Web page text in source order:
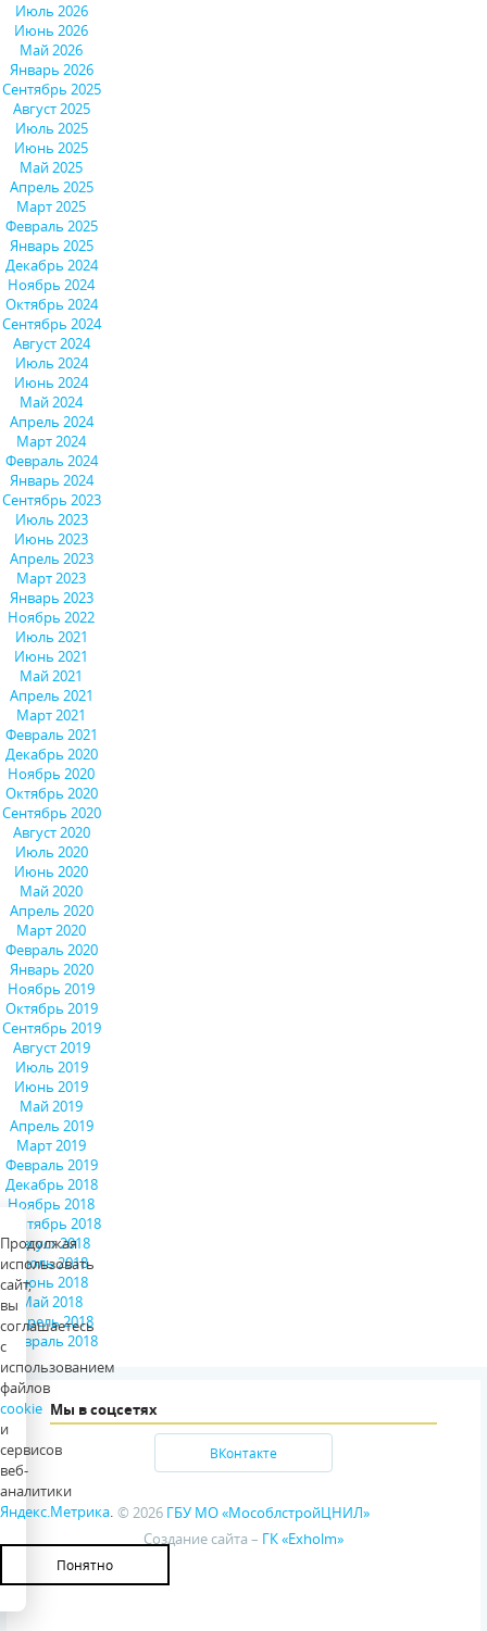
Июль 2026
Июнь 2026
Май 2026
Январь 2026
Сентябрь 2025
Август 2025
Июль 2025
Июнь 2025
Май 2025
Апрель 2025
Март 2025
Февраль 2025
Январь 2025
Декабрь 2024
Ноябрь 2024
Октябрь 2024
Сентябрь 2024
Август 2024
Июль 2024
Июнь 2024
Май 2024
Апрель 2024
Март 2024
Февраль 2024
Январь 2024
Сентябрь 2023
Июль 2023
Июнь 2023
Апрель 2023
Март 2023
Январь 2023
Ноябрь 2022
Июль 2021
Июнь 2021
Май 2021
Апрель 2021
Март 2021
Февраль 2021
Декабрь 2020
Ноябрь 2020
Октябрь 2020
Сентябрь 2020
Август 2020
Июль 2020
Июнь 2020
Май 2020
Апрель 2020
Март 2020
Февраль 2020
Январь 2020
Ноябрь 2019
Октябрь 2019
Сентябрь 2019
Август 2019
Июль 2019
Июнь 2019
Май 2019
Апрель 2019
Март 2019
Февраль 2019
Декабрь 2018
Ноябрь 2018
Сентябрь 2018
Август 2018
Июль 2018
Июнь 2018
Май 2018
Апрель 2018
Февраль 2018
Мы в соцсетях
ВКонтакте
© 2026 ГБУ МО «МособлстройЦНИЛ»
Создание сайта – ГК «Exholm»
Продолжая
использовать
сайт,
вы
соглашаетесь
с
использованием
файлов
cookie
и
сервисов
веб-
аналитики
Яндекс.Метрика.
Понятно